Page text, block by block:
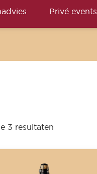
Privé events
3 resultaten